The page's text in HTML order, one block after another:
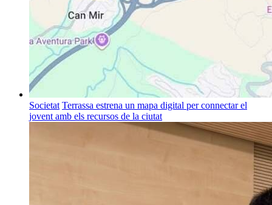
Societat Terrassa estrena un mapa digital per connectar el
jovent amb els recursos de la ciutat